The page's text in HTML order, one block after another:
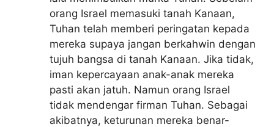
orang Israel memasuki tanah Kanaan,
Tuhan telah memberi peringatan kepada
mereka supaya jangan berkahwin dengan
tujuh bangsa di tanah Kanaan. Jika tidak,
iman kepercayaan anak-anak mereka
pasti akan jatuh. Namun orang Israel
tidak mendengar firman Tuhan. Sebagai
akibatnya, keturunan mereka benar-